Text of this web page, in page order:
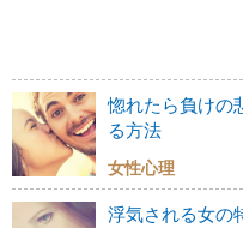
惚れたら負けの
る方法
女性心理
浮気される女の